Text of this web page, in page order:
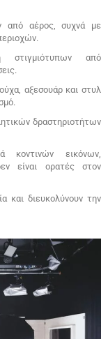
από αέρος, συχνά με
στιγμιότυπων από
αξεσουάρ και στυλ
δραστηριοτήτων
κοντινών εικόνων,
είναι ορατές στον
και διευκολύνουν την